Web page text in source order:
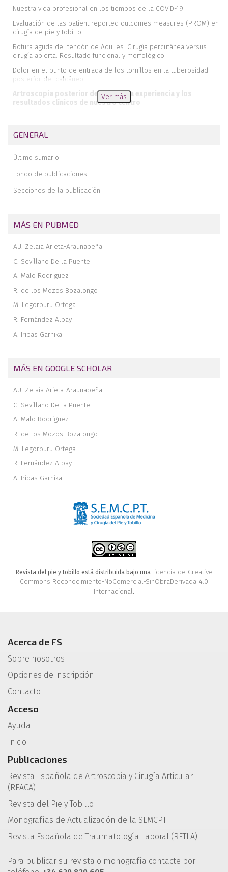
Nuestra vida profesional en los tiempos de la COVID-19
Evaluación de las patient-reported outcomes measures (PROM) en
cirugía de pie y tobillo
Rotura aguda del tendón de Aquiles. Cirugía percutánea versus
cirugía abierta. Resultado funcional y morfológico
Dolor en el punto de entrada de los tornillos en la tuberosidad
posterior del calcáneo
Artroscopia posterior de tobillo. La experiencia y los
resultados clínicos de nuestro centro
Resección de coalición tarsal ósea e interposición de matriz de
complicaciones del pie diabético (2.ª parte)
Memoria de estancia formativa en la Unidad de Pie y Tobillo del
Hospital Universitario de Canarias
In memoriam del Dr. Juan Carlos González Casanova
Ver más
GENERAL
Último sumario
Fondo de publicaciones
Secciones de la publicación
MÁS EN PUBMED
AU. Zelaia Arieta-Araunabeña
C. Sevillano De la Puente
A. Malo Rodriguez
R. de los Mozos Bozalongo
M. Legorburu Ortega
R. Fernández Albay
A. Iribas Garnika
MÁS EN GOOGLE SCHOLAR
AU. Zelaia Arieta-Araunabeña
C. Sevillano De la Puente
A. Malo Rodriguez
R. de los Mozos Bozalongo
M. Legorburu Ortega
R. Fernández Albay
A. Iribas Garnika
Revista del pie y tobillo está distribuida bajo una licencia de Creative
Commons Reconocimiento-NoComercial-SinObraDerivada 4.0
Internacional.
Acerca de FS
Sobre nosotros
Opciones de inscripción
Contacto
Acceso
Ayuda
Inicio
Publicaciones
Revista Española de Artroscopia y Cirugía Articular
(REACA)
Revista del Pie y Tobillo
Monografías de Actualización de la SEMCPT
Revista Española de Traumatología Laboral (RETLA)
Para publicar su revista o monografía contacte por